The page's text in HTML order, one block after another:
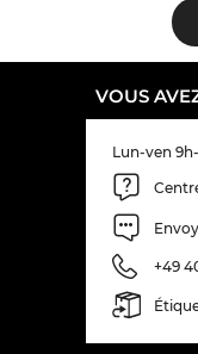
VOUS
Lun-ven
+49